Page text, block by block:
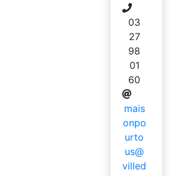
03
27
98
01
60
mais
onpo
urto
us@
villed